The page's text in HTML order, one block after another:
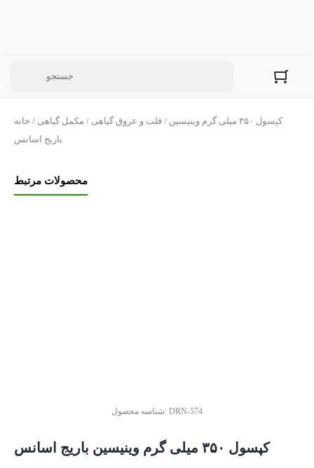
خانه / مکمل گیاهی / قلب و عروق گیاهی / کپسول ۳۵۰ میلی گرم وینیسین
باریج اسانس
محصولات مرتبط
شناسه محصول: DRN-574
کپسول ۳۵۰ میلی گرم وینیسین باریج اسانس